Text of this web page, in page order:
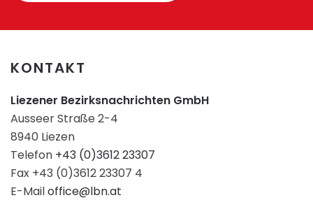
KONTAKT
Liezener Bezirksnachrichten GmbH
Ausseer Straße 2-4
8940 Liezen
Telefon +43 (0)3612 23307
Fax +43 (0)3612 23307 4
E-Mailoffice@lbn.at